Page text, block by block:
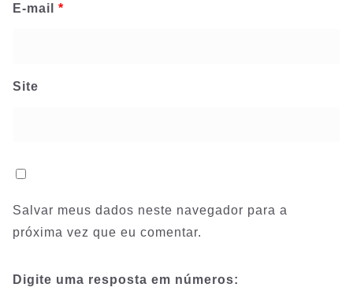
E-mail *
Site
Salvar meus dados neste navegador para a
próxima vez que eu comentar.
Digite uma resposta em números: